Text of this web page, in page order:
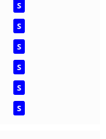
S
S
S
S
S
S